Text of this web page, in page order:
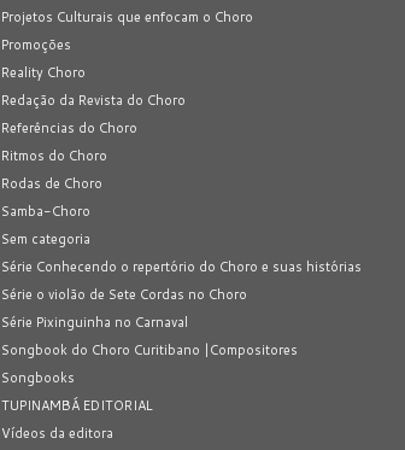
Projetos Culturais que enfocam o Choro
Promoções
Reality Choro
Redação da Revista do Choro
Referências do Choro
Ritmos do Choro
Rodas de Choro
Samba-Choro
Sem categoria
Série Conhecendo o repertório do Choro e suas histórias
Série o violão de Sete Cordas no Choro
Série Pixinguinha no Carnaval
Songbook do Choro Curitibano |Compositores
Songbooks
TUPINAMBÁ EDITORIAL
Vídeos da editora